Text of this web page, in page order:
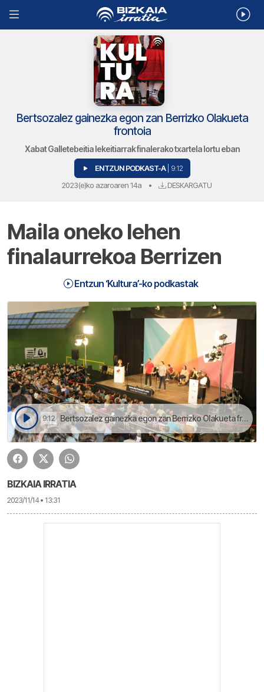
Bertsozalez gainezka egon zan Berrizko Olakueta
frontoia
Xabat Galletebeitia lekeitiarrak finalerako txartela lortu eban
ENTZUN PODKAST-A | 9:12
2023(e)ko azaroaren 14a • DESKARGATU
Maila oneko lehen
finalaurrekoa Berrizen
Entzun ‘Kultura’-ko podkastak
9:12 Bertsozalez gainezka egon zan Berrizko Olakueta frontoia | Kultura
BIZKAIA IRRATIA
2023/11/14 • 13:31